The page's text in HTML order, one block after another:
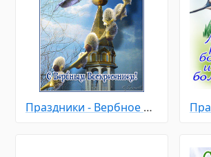
Праздники - Вербное Воскресенье